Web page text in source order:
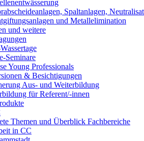
Spaltanlagen,
und Metallelimination
und weitere
Seminare
Young Professionals
& Besichtigungen
Aus- und Weiterbildung
für Referent/-innen
Themen und Überblick Fachbereiche
in CC